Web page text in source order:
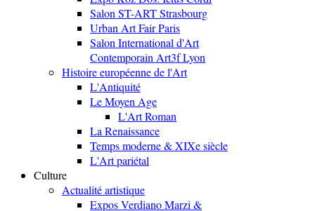
Salon ST-ART Strasbourg
Urban Art Fair Paris
Salon International d'Art
Contemporain Art3f Lyon
Histoire européenne de l'Art
L'Antiquité
Le Moyen Age
L'Art Roman
La Renaissance
Temps moderne & XIXe siècle
L'Art pariétal
Culture
Actualité artistique
Expos Verdiano Marzi &